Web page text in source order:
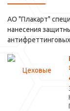
АО "Плакарт"
нанесения